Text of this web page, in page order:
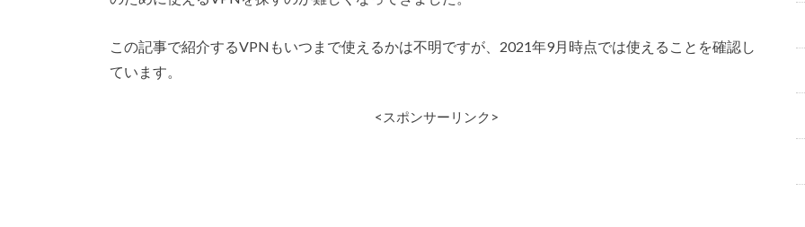
この記事で紹介するVPNもいつまで使えるかは不明ですが、2021年9月時点では使えることを確認し
ています。
<スポンサーリンク>